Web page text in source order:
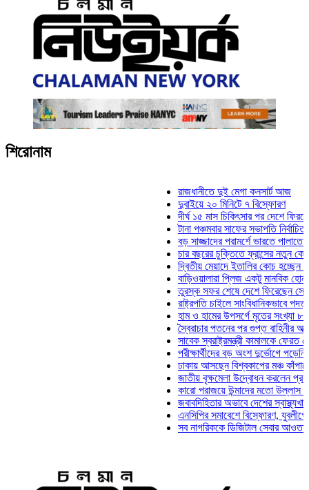
শিরোনাম
রাজধানীতে দুই মেগা কনসার্ট আজ
দুবাইয়ে ২০ মিনিটে ৭ বিস্ফোরণ
দীর্ঘ ১৫ মাস চিকিৎসার পর দেশে ফিরলেন
টানা পঞ্চমবার সাফের সভাপতি নির্বাচিত কাজী
বড় সাজ্জাদের পরামর্শে ভারতে পালাতে
চার বছরের চুক্তিতে ফ্রান্সের নতুন কোচ
দ্বিতীয় মেয়াদে ইতালির কোচ হচ্ছেন মানচিনি
বাড়িওয়ালারা প্লিজ একটু মানবিক হোন: মনিরা
তুরস্ক সফর শেষে দেশে ফিরেছেন
রাষ্ট্রপতি চাইলে সাংবিধানিকভাবে পদত্যাগ
হাম ও হামের উপসর্গে মৃতের সংখ্যা ৮০০
স্বৈরাচার পতনের পর গুপ্ত বাহিনীর
সাবেক স্বরাষ্ট্রমন্ত্রী কামালকে ফেরত চেয়ে
পরীক্ষার্থীদের বড় অংশ দুর্ভোগে পড়েনি: ড.
ঢাকায় আসছেন বিশ্বকাপের মঞ্চ কাঁপানো সেই
জাতীয় বৃক্ষমেলা উদ্বোধন করলেন প্রধানমন্ত্রী
কারো পরাজয়ে উন্মাদের মতো উল্লাস করতে
জবাবদিহিতার অভাবে দেশের স্বাস্থ্যখাত
এনসিপির সমাবেশে বিস্ফোরণ, যুবলীগের দুই
সব নাগরিককে ডিজিটাল সেবার আওতায়